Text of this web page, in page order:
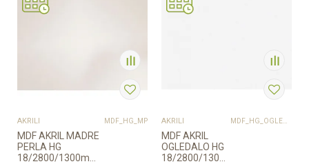
AKRILI MDF_HG_MP
MDF AKRIL MADRE
PERLA HG
18/2800/1300mm
AKRILI
MDF AKRIL
OGLEDALO HG
18/2800/1300mm